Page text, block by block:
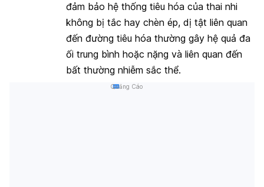
đảm bảo hệ thống tiêu hóa của thai nhi
không bị tắc hay chèn ép, dị tật liên quan
đến đường tiêu hóa thường gây hệ quả đa
ối trung bình hoặc nặng và liên quan đến
bất thường nhiễm sắc thể.
Quảng Cáo